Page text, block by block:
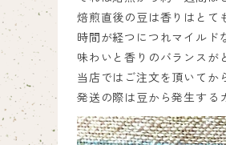
焙煎直後の豆は香りはとて
時間が経つにつれマイルド
味わいと香りのバランスが
当店ではご注文を頂いてか
発送の際は豆から発生する